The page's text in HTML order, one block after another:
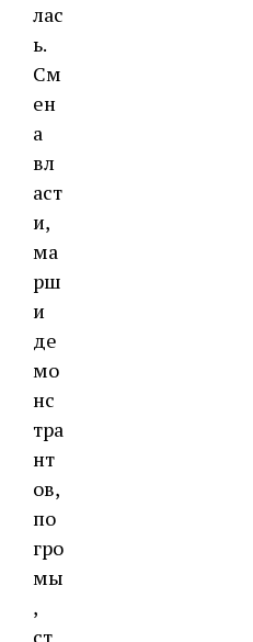
лас
ь.
См
ен
а
вл
аст
и,
ма
рш
и
де
мо
нс
тра
нт
ов,
по
гро
мы
,
ст